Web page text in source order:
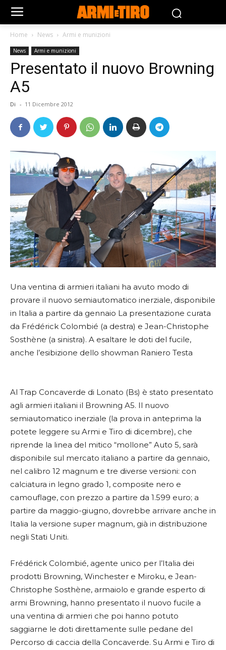
Home News Armi e munizioni
News Armi e munizioni
Presentato il nuovo Browning
A5
Di - 11 Dicembre 2012
Una ventina di armieri italiani ha avuto modo di
provare il nuovo semiautomatico inerziale, disponibile
in Italia a partire da gennaio La presentazione curata
da Frédérick Colombié (a destra) e Jean-Christophe
Sosthène (a sinistra). A esaltare le doti del fucile,
anche l’esibizione dello showman Raniero Testa
Al Trap Concaverde di Lonato (Bs) è stato presentato
agli armieri italiani il Browning A5. Il nuovo
semiautomatico inerziale (la prova in anteprima la
potete leggere su Armi e Tiro di dicembre), che
riprende la linea del mitico “mollone” Auto 5, sarà
disponibile sul mercato italiano a partire da gennaio,
nel calibro 12 magnum e tre diverse versioni: con
calciatura in legno grado 1, composite nero e
camouflage, con prezzo a partire da 1.599 euro; a
partire da maggio-giugno, dovrebbe arrivare anche in
Italia la versione super magnum, già in distribuzione
negli Stati Uniti.
Frédérick Colombié, agente unico per l’Italia dei
prodotti Browning, Winchester e Miroku, e Jean-
Christophe Sosthène, armaiolo e grande esperto di
armi Browning, hanno presentato il nuovo fucile a
una ventina di armieri che poi hanno potuto
saggiarne le doti direttamente sulle pedane del
Percorso di caccia della Concaverde. Su Armi e Tiro di